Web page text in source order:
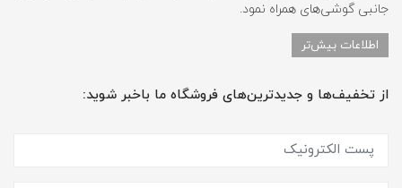
جانبی گوشی‌های همراه نمود.
اطلاعات بیش‌تر
از تخفیف‌ها و جدیدترین‌های فروشگاه ما باخبر شوید: